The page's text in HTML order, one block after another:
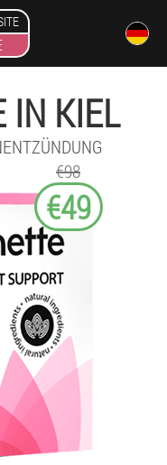
IN KIEL
€98
€49